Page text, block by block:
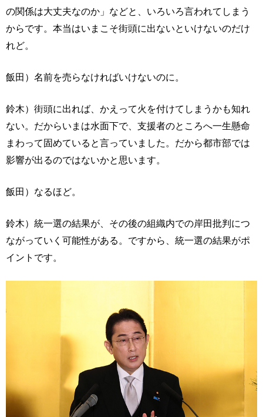
の関係は大丈夫なのか」などと、いろいろ言われてしまう
からです。本当はいまこそ街頭に出ないといけないのだけ
れど。
飯田）名前を売らなければいけないのに。
鈴木）街頭に出れば、かえって火を付けてしまうかも知れ
ない。だからいまは水面下で、支援者のところへ一生懸命
まわって固めていると言っていました。だから都市部では
影響が出るのではないかと思います。
飯田）なるほど。
鈴木）統一選の結果が、その後の組織内での岸田批判につ
ながっていく可能性がある。ですから、統一選の結果がポ
イントです。